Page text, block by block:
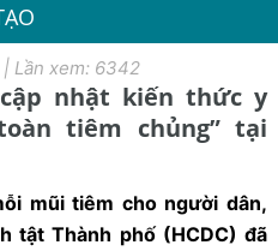
Lần xem: 6342
nhật kiến thức y
tiêm chủng” tại
mũi tiêm cho người dân,
tật Thành phố (HCDC) đã